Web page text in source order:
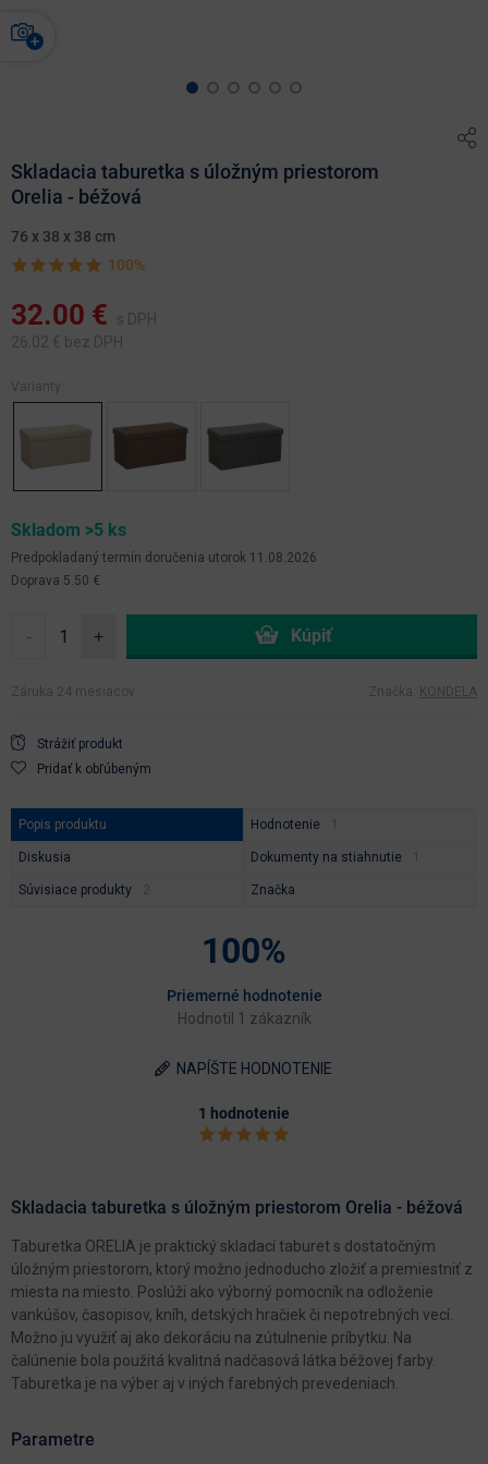
Skladacia taburetka s úložným priestorom
Orelia - béžová
76 x 38 x 38 cm
100%
32.00 €
s DPH
26.02 € bez DPH
Varianty:
Skladom >5 ks
Predpokladaný termín doručenia utorok 11.08.2026
Doprava 5.50 €
- +
Záruka 24 mesiacov Značka: KONDELA
Strážiť produkt
Pridať k obľúbeným
Popis produktu Hodnotenie
Diskusia Dokumenty na stiahnutie
Súvisiace produkty Značka
100%
Priemerné hodnotenie
Hodnotil 1 zákazník
NAPÍŠTE HODNOTENIE
1 hodnotenie
Skladacia taburetka s úložným priestorom Orelia - béžová
Taburetka ORELIA je praktický skladací taburet s dostatočným
úložným priestorom, ktorý možno jednoducho zložiť a premiestniť z
miesta na miesto. Poslúži ako výborný pomocník na odloženie
vankúšov, časopisov, kníh, detských hračiek či nepotrebných vecí.
Možno ju využiť aj ako dekoráciu na zútulnenie príbytku. Na
čalúnenie bola použitá kvalitná nadčasová látka béžovej farby.
Taburetka je na výber aj v iných farebných prevedeniach.
Parametre